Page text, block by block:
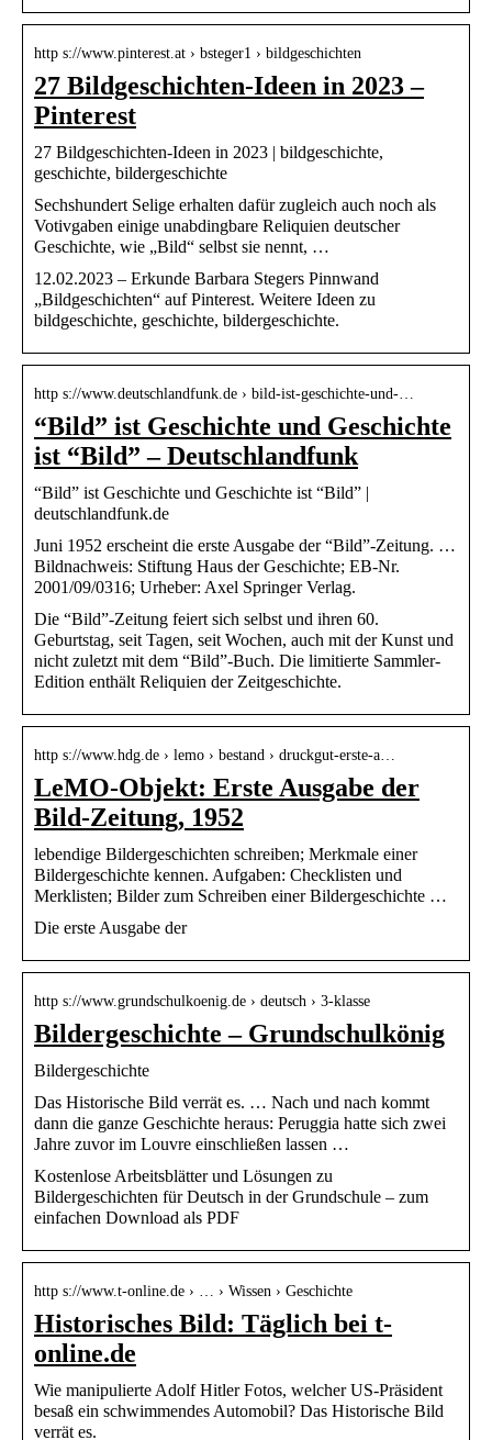
http s://www.pinterest.at › bsteger1 › bildgeschichten
27 Bildgeschichten-Ideen in 2023 –
Pinterest
27 Bildgeschichten-Ideen in 2023 | bildgeschichte,
geschichte, bildergeschichte
Sechshundert Selige erhalten dafür zugleich auch noch als
Votivgaben einige unabdingbare Reliquien deutscher
Geschichte, wie „Bild“ selbst sie nennt, …
12.02.2023 – Erkunde Barbara Stegers Pinnwand
„Bildgeschichten“ auf Pinterest. Weitere Ideen zu
bildgeschichte, geschichte, bildergeschichte.
http s://www.deutschlandfunk.de › bild-ist-geschichte-und-…
“Bild” ist Geschichte und Geschichte
ist “Bild” – Deutschlandfunk
“Bild” ist Geschichte und Geschichte ist “Bild” |
deutschlandfunk.de
Juni 1952 erscheint die erste Ausgabe der “Bild”-Zeitung. …
Bildnachweis: Stiftung Haus der Geschichte; EB-Nr.
2001/09/0316; Urheber: Axel Springer Verlag.
Die “Bild”-Zeitung feiert sich selbst und ihren 60.
Geburtstag, seit Tagen, seit Wochen, auch mit der Kunst und
nicht zuletzt mit dem “Bild”-Buch. Die limitierte Sammler-
Edition enthält Reliquien der Zeitgeschichte.
http s://www.hdg.de › lemo › bestand › druckgut-erste-a…
LeMO-Objekt: Erste Ausgabe der
Bild-Zeitung, 1952
lebendige Bildergeschichten schreiben; Merkmale einer
Bildergeschichte kennen. Aufgaben: Checklisten und
Merklisten; Bilder zum Schreiben einer Bildergeschichte …
Die erste Ausgabe der
http s://www.grundschulkoenig.de › deutsch › 3-klasse
Bildergeschichte – Grundschulkönig
Bildergeschichte
Das Historische Bild verrät es. … Nach und nach kommt
dann die ganze Geschichte heraus: Peruggia hatte sich zwei
Jahre zuvor im Louvre einschließen lassen …
Kostenlose Arbeitsblätter und Lösungen zu
Bildergeschichten für Deutsch in der Grundschule – zum
einfachen Download als PDF
http s://www.t-online.de › … › Wissen › Geschichte
Historisches Bild: Täglich bei t-
online.de
Wie manipulierte Adolf Hitler Fotos, welcher US-Präsident
besaß ein schwimmendes Automobil? Das Historische Bild
verrät es.